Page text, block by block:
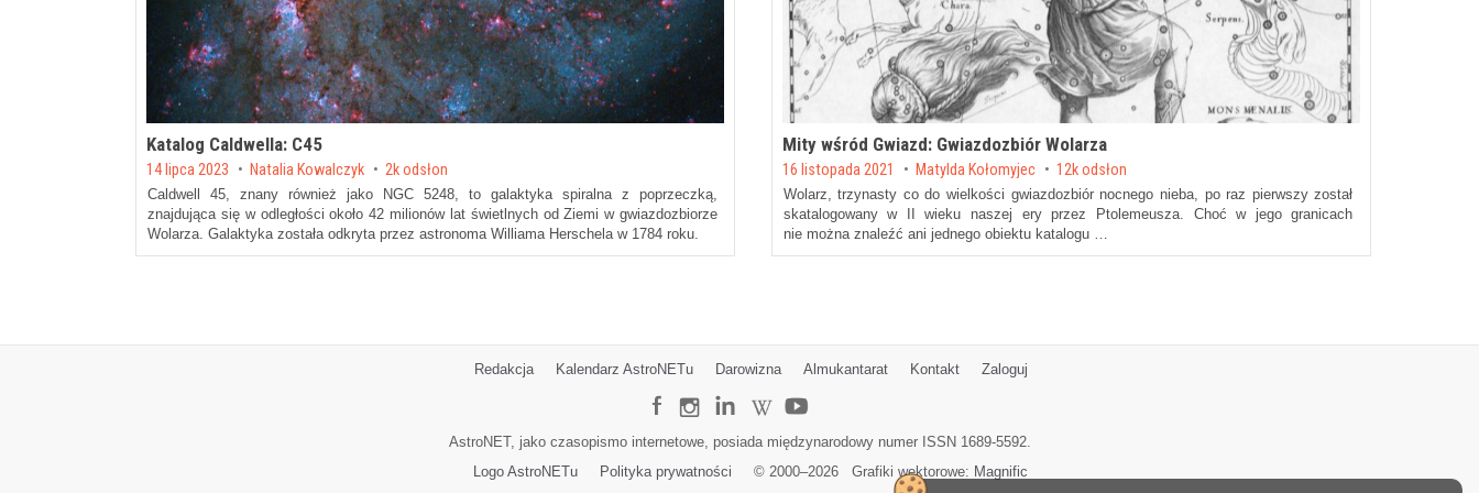
Katalog Caldwella: C45
Posted on
14 lipca 2023 by Natalia Kowalczyk 2k odsłon
Caldwell 45, znany również jako NGC 5248, to galaktyka spiralna z poprzeczką,
znajdująca się w odległości około 42 milionów lat świetlnych od Ziemi w gwiazdozbiorze
Wolarza. Galaktyka została odkryta przez astronoma Williama Herschela w 1784 roku.
Mity wśród Gwiazd: Gwiazdozbiór Wolarza
Posted on
16 listopada 2021 by Matylda Kołomyjec 12k odsłon
Wolarz, trzynasty co do wielkości gwiazdozbiór nocnego nieba, po raz pierwszy został
skatalogowany w II wieku naszej ery przez Ptolemeusza. Choć w jego granicach
nie można znaleźć ani jednego obiektu katalogu …
Redakcja Kalendarz AstroNETu Darowizna Almukantarat Kontakt Zaloguj
AstroNET, jako czasopismo internetowe, posiada międzynarodowy numer ISSN 1689-5592.
Logo AstroNETu
Polityka prywatności © 2000–2026 Grafiki wektorowe: Magnific